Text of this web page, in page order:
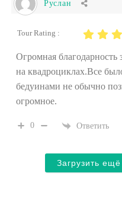
Руслан
Tour Rating :
Огромная благодарность
на квадроциклах.Все
бедуинами не обычно
огромное.
0 Ответить
Загрузить